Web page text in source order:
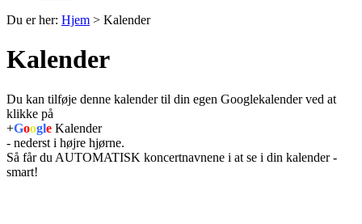
Du er her: Hjem > Kalender
Kalender
Du kan tilføje denne kalender til din egen Googlekalender ved at
klikke på
+Google Kalender
- nederst i højre hjørne.
Så får du AUTOMATISK koncertnavnene i at se i din kalender -
smart!